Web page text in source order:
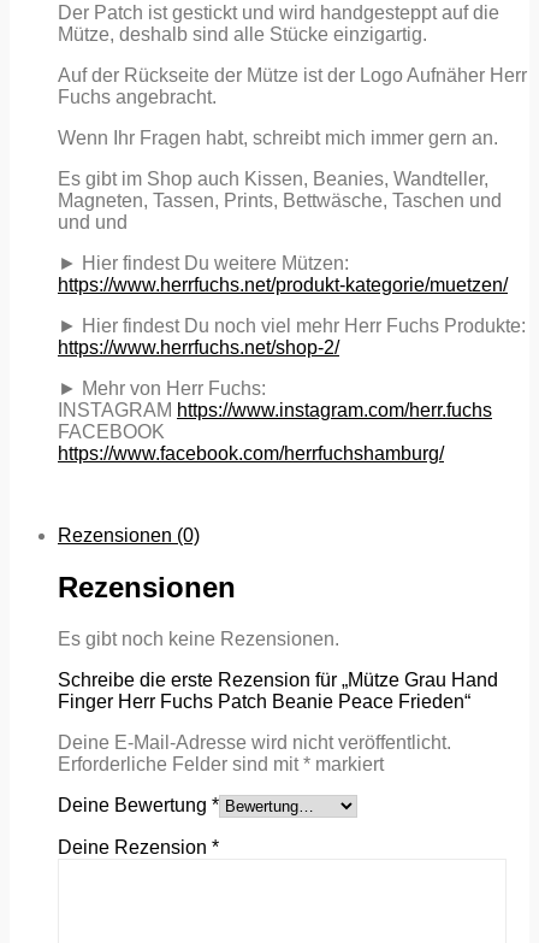
Der Patch ist gestickt und wird handgesteppt auf die
Mütze, deshalb sind alle Stücke einzigartig.
Auf der Rückseite der Mütze ist der Logo Aufnäher Herr
Fuchs angebracht.
Wenn Ihr Fragen habt, schreibt mich immer gern an.
Es gibt im Shop auch Kissen, Beanies, Wandteller,
Magneten, Tassen, Prints, Bettwäsche, Taschen und
und und
► Hier findest Du weitere Mützen:
https://www.herrfuchs.net/produkt-kategorie/muetzen/
► Hier findest Du noch viel mehr Herr Fuchs Produkte:
https://www.herrfuchs.net/shop-2/
► Mehr von Herr Fuchs:
INSTAGRAM https://www.instagram.com/herr.fuchs
FACEBOOK
https://www.facebook.com/herrfuchshamburg/
Rezensionen (0)
Rezensionen
Es gibt noch keine Rezensionen.
Schreibe die erste Rezension für „Mütze Grau Hand
Finger Herr Fuchs Patch Beanie Peace Frieden“
Deine E-Mail-Adresse wird nicht veröffentlicht.
Erforderliche Felder sind mit* markiert
Deine Bewertung *
Deine Rezension *